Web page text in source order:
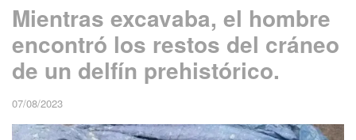
Mientras excavaba, el hombre
encontró los restos del cráneo
de un delfín prehistórico.
07/08/2023